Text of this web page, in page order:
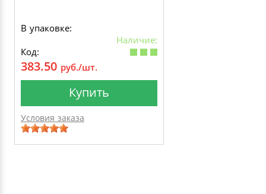
В упаковке:
Наличие:
Код:
383.50 руб./шт.
Купить
Условия заказа